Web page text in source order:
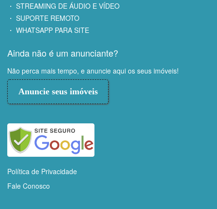
・ STREAMING DE ÁUDIO E VÍDEO
・ SUPORTE REMOTO
・ WHATSAPP PARA SITE
Ainda não é um anunciante?
Não perca mais tempo, e anuncie aqui os seus imóveis!
Anuncie seus imóveis
Política de Privacidade
Fale Conosco